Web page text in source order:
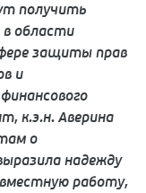
получить
в области
защиты прав
и
к.э.н. Аверина
о
надежду
работу,